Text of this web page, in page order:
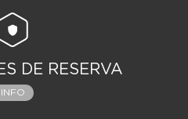
DE RESERVA
INFO